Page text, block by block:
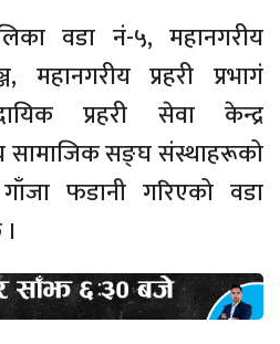
वडा नं-५, महानगरीय
महानगरीय प्रहरी प्रभागं
प्रहरी सेवा केन्द्र
सामाजिक सङ्घ संस्थाहरूको
फडानी गरिएको वडा